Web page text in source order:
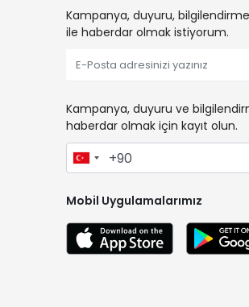
Kampanya, duyuru,
ile haberdar olmak istiyorum.
Kampanya, duyuru ve
haberdar olmak için kayıt olun.
Mobil Uygulamalarımız